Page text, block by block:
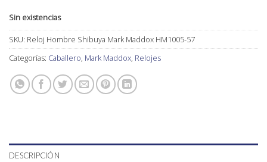
Sin existencias
SKU: Reloj Hombre Shibuya Mark Maddox HM1005-57
Categorías: Caballero, Mark Maddox, Relojes
DESCRIPCIÓN